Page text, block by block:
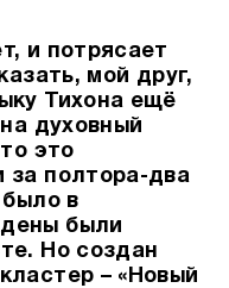
и потрясает
мой друг,
Тихона ещё
духовный
это
за полтора-два
было в
были
Но создан
– «Новый